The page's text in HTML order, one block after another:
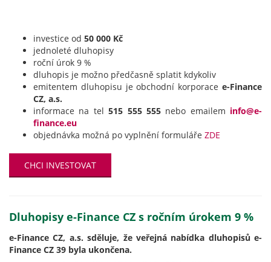
investice od 50 000 Kč
jednoleté dluhopisy
roční úrok 9 %
dluhopis je možno předčasně splatit kdykoliv
emitentem dluhopisu je obchodní korporace e-Finance
CZ, a.s.
informace na tel515 555 555nebo emailem info@e-
finance.eu
objednávka možná po vyplnění formuláře ZDE
CHCI INVESTOVAT
Dluhopisy e-Finance CZ s ročním úrokem 9 %
e-Finance CZ, a.s. sděluje, že veřejná nabídka dluhopisů e-
Finance CZ 39 byla ukončena.